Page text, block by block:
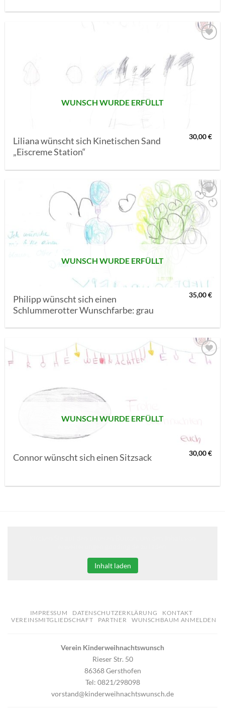
MERKLISTE
SETZEN
WUNSCH WURDE ERFÜLLT
Liliana wünscht sich Kinetischen Sand
„Eiscreme Station“
30,00€
AUF MEINE
MERKLISTE
SETZEN
WUNSCH WURDE ERFÜLLT
Philipp wünscht sich einen
Schlummerotter Wunschfarbe: grau
35,00€
AUF MEINE
WUNSCH WURDE ERFÜLLT
Connor wünscht sich einen Sitzsack 30,00€
Inhalt laden
IMPRESSUM DATENSCHUTZERKLÄRUNG
KONTAKT
VEREINSMITGLIEDSCHAFT
PARTNER WUNSCHBAUM ANMELDEN
Verein Kinderweihnachtswunsch
Rieser Str. 50
86368 Gersthofen
Tel: 0821/298098
vorstand@kinderweihnachtswunsch.de